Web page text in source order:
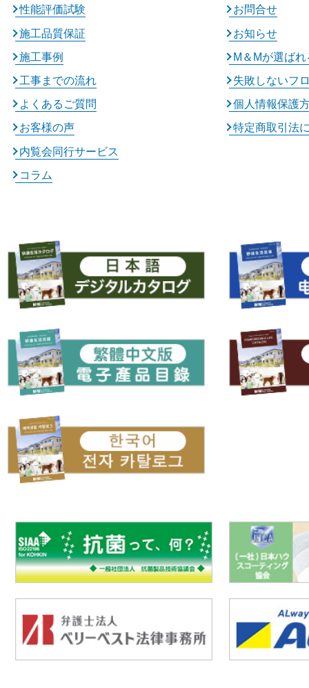
性能評価試験
施工品質保証
施工事例
工事までの流れ
よくあるご質問
お客様の声
内覧会同行サービス
コラム
お問合せ
お知らせ
M＆Mが選ば
失敗しないフ
個人情報保護
特定商取引法